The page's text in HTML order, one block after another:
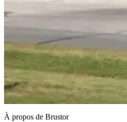
À propos de Brustor